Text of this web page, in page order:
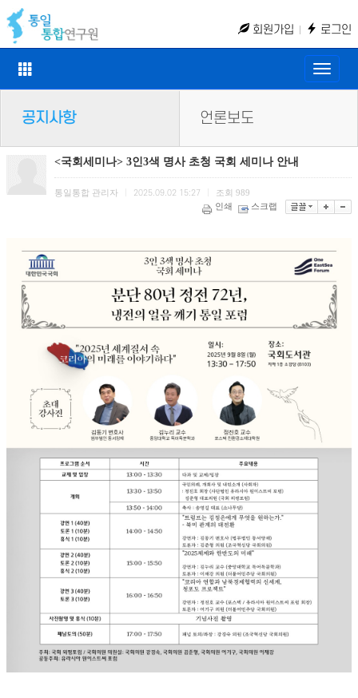
회원가입 로그인
Toggle
공지사항 언론보도
<국회세미나> 3인3색 명사 초청 국회 세미나 안내
통일통합 관리자 2025.09.02 15:27 조회 989
인쇄
스크랩